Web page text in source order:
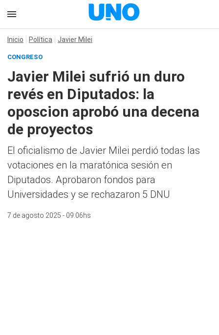
Inicio Política Javier Milei
CONGRESO
Javier Milei sufrió un duro
revés en Diputados: la
oposcion aprobó una decena
de proyectos
El oficialismo de Javier Milei perdió todas las
votaciones en la maratónica sesión en
Diputados. Aprobaron fondos para
Universidades y se rechazaron 5 DNU
7 de agosto 2025 - 09:06hs